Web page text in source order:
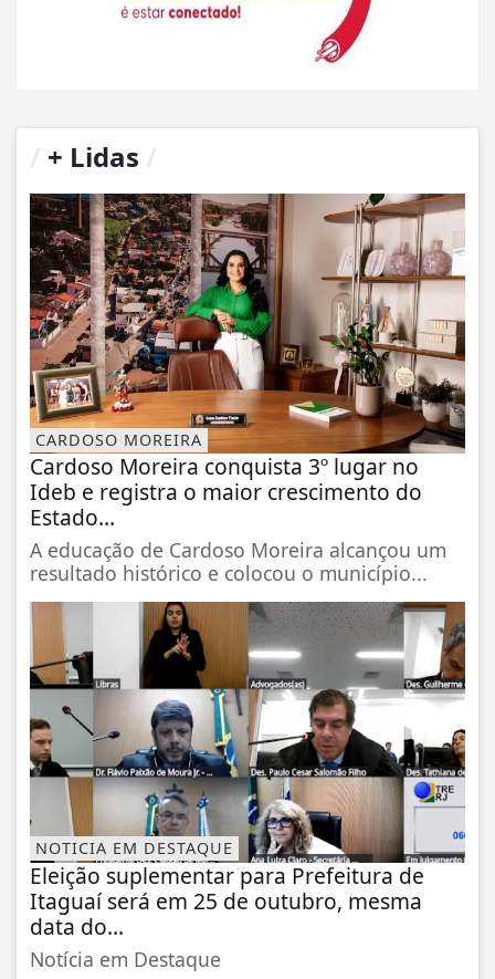
+ Lidas
CARDOSO MOREIRA
Cardoso Moreira conquista 3º lugar no
Ideb e registra o maior crescimento do
Estado...
A educação de Cardoso Moreira alcançou um
resultado histórico e colocou o município...
NOTICIA EM DESTAQUE
Eleição suplementar para Prefeitura de
Itaguaí será em 25 de outubro, mesma
data do...
Notícia em Destaque